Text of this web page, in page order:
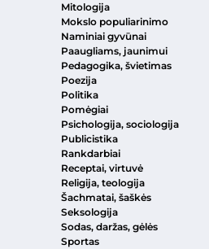
Mitologija
Mokslo populiarinimo
Naminiai gyvūnai
Paaugliams, jaunimui
Pedagogika, švietimas
Poezija
Politika
Pomėgiai
Psichologija, sociologija
Publicistika
Rankdarbiai
Receptai, virtuvė
Religija, teologija
Šachmatai, šaškės
Seksologija
Sodas, daržas, gėlės
Sportas